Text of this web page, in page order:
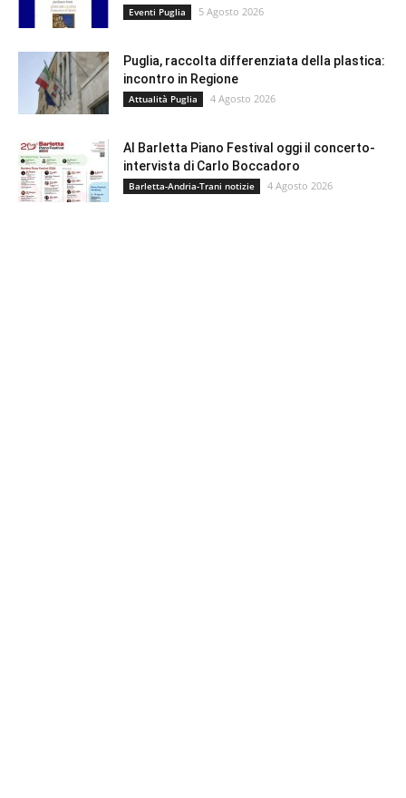
Eventi Puglia 5 Agosto 2026
Puglia, raccolta differenziata della plastica:
incontro in Regione
Attualità Puglia 4 Agosto 2026
Al Barletta Piano Festival oggi il concerto-
intervista di Carlo Boccadoro
Barletta-Andria-Trani notizie 4 Agosto 2026